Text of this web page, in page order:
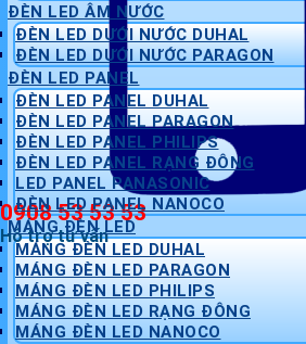
0908 53 53 53
Hỗ trợ tư vấn
ĐÈN LED ÂM NƯỚC
ĐÈN LED DƯỚI NƯỚC DUHAL
ĐÈN LED DƯỚI NƯỚC PARAGON
ĐÈN LED PANEL
ĐÈN LED PANEL DUHAL
ĐÈN LED PANEL PARAGON
ĐÈN LED PANEL PHILIPS
ĐÈN LED PANEL RẠNG ĐÔNG
LED PANEL PANASONIC
ĐÈN LED PANEL NANOCO
MÁNG ĐÈN LED
MÁNG ĐÈN LED DUHAL
MÁNG ĐÈN LED PARAGON
MÁNG ĐÈN LED PHILIPS
MÁNG ĐÈN LED RẠNG ĐÔNG
MÁNG ĐÈN LED NANOCO